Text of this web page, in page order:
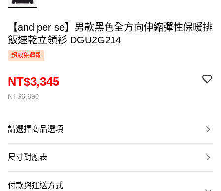
【and per se】男款黑色全方向伸縮彈性保暖排
飯速乾立領衫 DGU2G214
超取免運費
NT$6,690
NT$3,345
請選擇商品選項
尺寸對應表
付款與運送方式